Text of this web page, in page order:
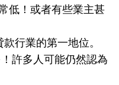
低！或者有些業主甚
行業的第一地位。
許多人可能仍然認為